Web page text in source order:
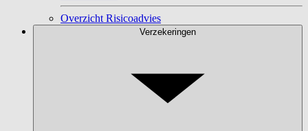
Overzicht Risicoadvies
Verzekeringen